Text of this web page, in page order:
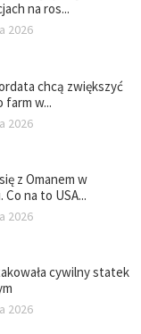
na ros...
2026
chcą zwiększyć
w...
2026
z Omanem w
na to USA...
2026
cywilny statek
2026